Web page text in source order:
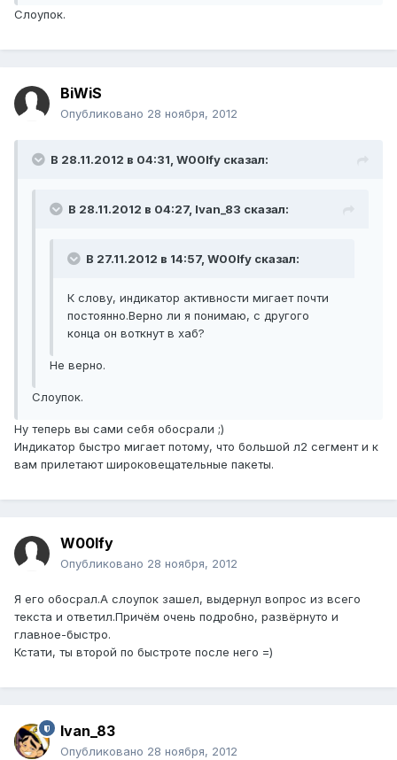
Слоупок.
BiWiS
Опубликовано 28 ноября, 2012
В 28.11.2012 в 04:31, W00lfy сказал:
В 28.11.2012 в 04:27, Ivan_83 сказал:
В 27.11.2012 в 14:57, W00lfy сказал:
К слову, индикатор активности мигает почти
постоянно.Верно ли я понимаю, с другого
конца он воткнут в хаб?
Не верно.
Слоупок.
Ну теперь вы сами себя обосрали ;)
Индикатор быстро мигает потому, что большой л2 сегмент и к
вам прилетают широковещательные пакеты.
W00lfy
Опубликовано 28 ноября, 2012
Я его обосрал.А слоупок зашел, выдернул вопрос из всего
текста и ответил.Причём очень подробно, развёрнуто и
главное-быстро.
Кстати, ты второй по быстроте после него =)
Ivan_83
Опубликовано 28 ноября, 2012